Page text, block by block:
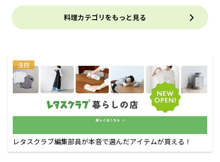
料理カテゴリをもっと見る
注目
レタスクラブ編集部員が本音で選んだアイテムが買える！